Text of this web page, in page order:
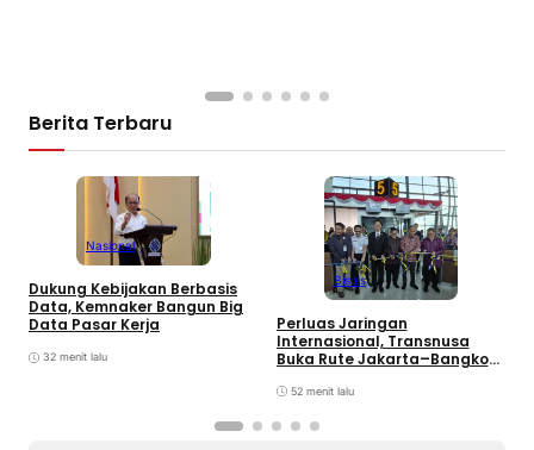
Berita Terbaru
Nasional
Dukung Kebijakan Berbasis
Data, Kemnaker Bangun Big
Data Pasar Kerja
32 menit lalu
Bisnis
Perluas Jaringan
Internasional, Transnusa
Buka Rute Jakarta–Bangkok
52 menit lalu